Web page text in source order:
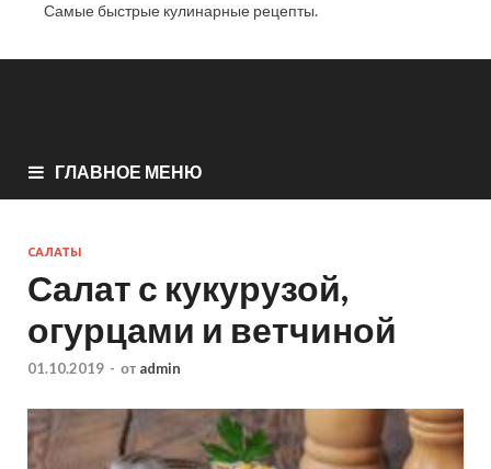
Самые быстрые кулинарные рецепты.
ГЛАВНОЕ МЕНЮ
САЛАТЫ
Салат с кукурузой,
огурцами и ветчиной
01.10.2019 - от admin